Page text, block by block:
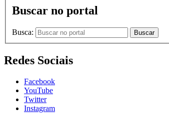
Buscar no portal
Busca: Buscar
Redes Sociais
Facebook
YouTube
Twitter
Instagram